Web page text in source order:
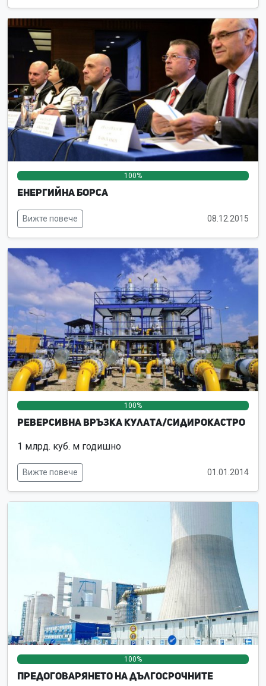
100%
Енергийна борса
Вижте повече 08.12.2015
100%
Реверсивна връзка Кулата/Сидирокастро
1 млрд. куб. м годишно
Вижте повече 01.01.2014
100%
Предоговарянето на дългосрочните